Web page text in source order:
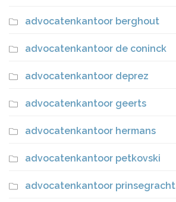
advocatenkantoor berghout
advocatenkantoor de coninck
advocatenkantoor deprez
advocatenkantoor geerts
advocatenkantoor hermans
advocatenkantoor petkovski
advocatenkantoor prinsegracht